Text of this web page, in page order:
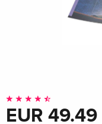
EUR 49.49